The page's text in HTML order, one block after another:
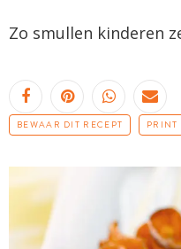
Zo smullen kinderen
BEWAAR DIT RECEPT PRINT